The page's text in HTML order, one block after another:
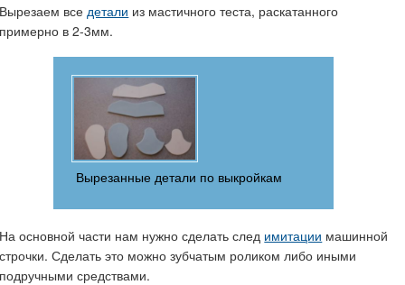
Вырезаем все детали из мастичного теста, раскатанного
примерно в 2-3мм.
Вырезанные детали по выкройкам
На основной части нам нужно сделать след имитации машинной
строчки. Сделать это можно зубчатым роликом либо иными
подручными средствами.